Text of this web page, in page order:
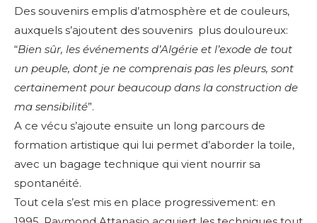
Des souvenirs emplis d’atmosphère et de couleurs,
auxquels s’ajoutent des souvenirs plus douloureux:
“Bien sûr, les événements d’Algérie et l’exode de tout
un peuple, dont je ne comprenais pas les pleurs, sont
certainement pour beaucoup dans la construction de
ma sensibilité”.
A ce vécu s’ajoute ensuite un long parcours de
formation artistique qui lui permet d’aborder la toile,
avec un bagage technique qui vient nourrir sa
spontanéité.
Tout cela s’est mis en place progressivement: en